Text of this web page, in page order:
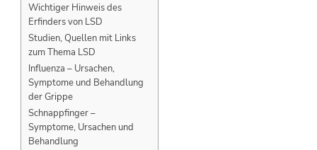
Wichtiger Hinweis des
Erfinders von LSD
Studien, Quellen mit Links
zum Thema LSD
Influenza – Ursachen,
Symptome und Behandlung
der Grippe
Schnappfinger –
Symptome, Ursachen und
Behandlung